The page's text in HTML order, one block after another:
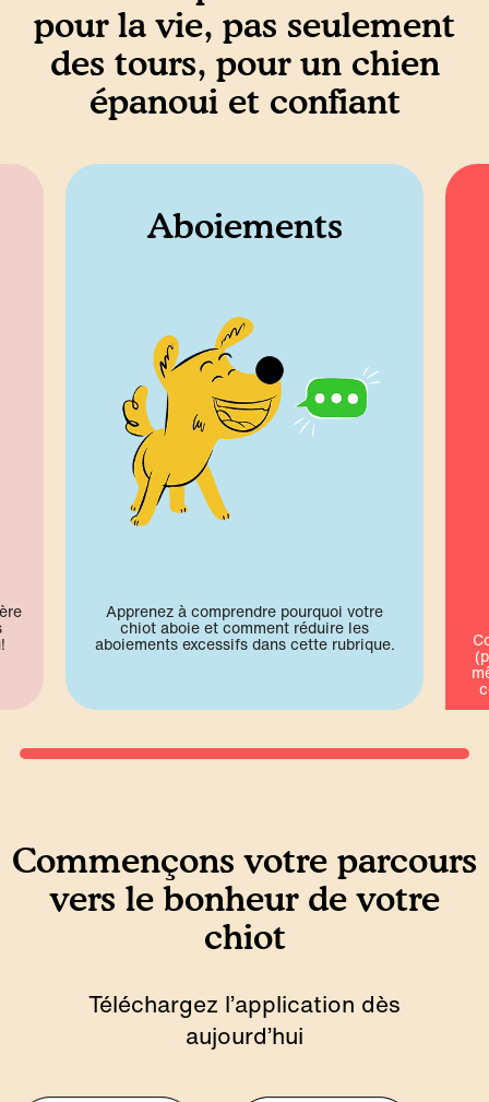
pour la vie, pas seulement
des tours, pour un chien
épanoui et confiant
Aboiements
Apprenez à comprendre pourquoi votre
chiot aboie et comment réduire les
aboiements excessifs dans cette rubrique.
Commençons votre parcours
vers le bonheur de votre
chiot
Téléchargez l’application dès
aujourd’hui